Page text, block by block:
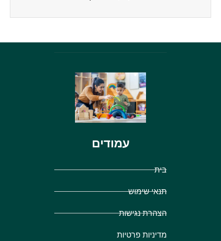
עמודים
בית
תנאי שימוש
הצהרת נגישות
מדיניות פרטיות